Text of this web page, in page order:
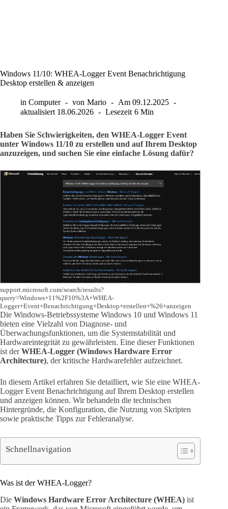
Windows 11/10: WHEA-Logger Event Benachrichtigung
Desktop erstellen & anzeigen
in Computer von Mario Am 09.12.2025
aktualisiert 18.06.2026 Lesezeit 6 Min
Haben Sie Schwierigkeiten, den WHEA-Logger Event
unter Windows 11/10 zu erstellen und auf Ihrem Desktop
anzuzeigen, und suchen Sie eine einfache Lösung dafür?
support.microsoft.com/search/results?
query=Windows+11%2F10%3A+WHEA-
Logger+Event+Benachrichtigung+Desktop+erstellen+%26+anzeigen
Die Windows-Betriebssysteme Windows 10 und Windows 11
bieten eine Vielzahl von Diagnose- und
Überwachungsfunktionen, um die Systemstabilität und
Hardwareintegrität zu gewährleisten. Eine dieser Funktionen
ist derWHEA-Logger (Windows Hardware Error
Architecture), der kritische Hardwarefehler aufzeichnet.
In diesem Artikel erfahren Sie detailliert, wie Sie eine WHEA-
Logger Event Benachrichtigung auf Ihrem Desktop erstellen
und anzeigen können. Wir behandeln die technischen
Hintergründe, die Konfiguration, die Nutzung von Skripten
sowie praktische Tipps zur Fehleranalyse.
Schnellnavigation
Was ist der WHEA-Logger?
Die Windows Hardware Error Architecture (WHEA) ist